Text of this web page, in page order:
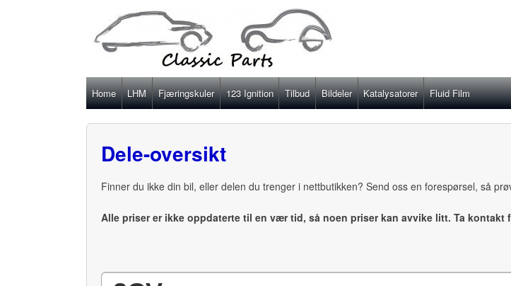
Home LHM Fjæringskuler 123 Ignition Tilbud Bildeler Katalysatorer Fluid Film
Dele-oversikt
Finner du ikke din bil, eller delen du trenger i nettbutikken? Send oss en forespørsel, så
Alle priser er ikke oppdaterte til en vær tid, så noen priser kan avvike litt. Ta kontakt